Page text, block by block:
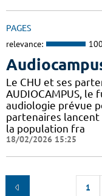
PAGES
relevance:
Le CHU et ses
AUDIOCAMPUS, le
audiologie prévue
partenaires lancent
la population fra
18/02/2026 15:25
1